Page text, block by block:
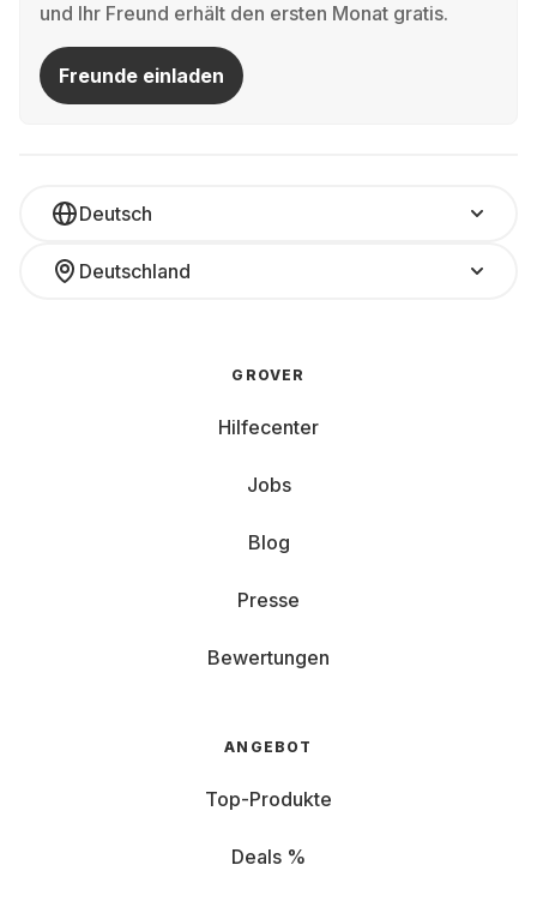
und Ihr Freund erhält den ersten Monat gratis.
Freunde einladen
Deutsch
Deutschland
GROVER
Hilfecenter
Jobs
Blog
Presse
Bewertungen
ANGEBOT
Top-Produkte
Deals %